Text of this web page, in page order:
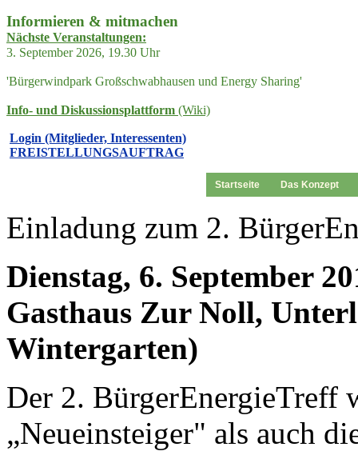
Informieren & mitmachen
Nächste Veranstaltungen:
3. September 2026, 19.30 Uhr
'Bürgerwindpark Großschwabhausen und Energy Sharing'
Info- und Diskussionsplattform (Wiki)
Login (Mitglieder, Interessenten)
FREISTELLUNGSAUFTRAG
Startseite Das Konzept
Einladung zum 2.
Dienstag, 6. September
Gasthaus Zur Noll,
Wintergarten)
Der 2.
„Neueinsteiger" als auch